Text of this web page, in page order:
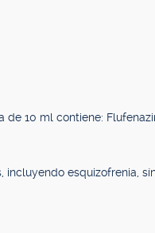
10 ml contiene:
esquizofrenia,